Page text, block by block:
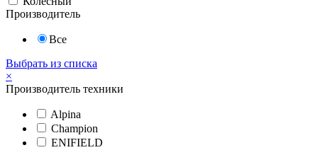
Производитель
Все
Выбрать из списка
×
Производитель техники
Alpina
Champion
ENIFIELD